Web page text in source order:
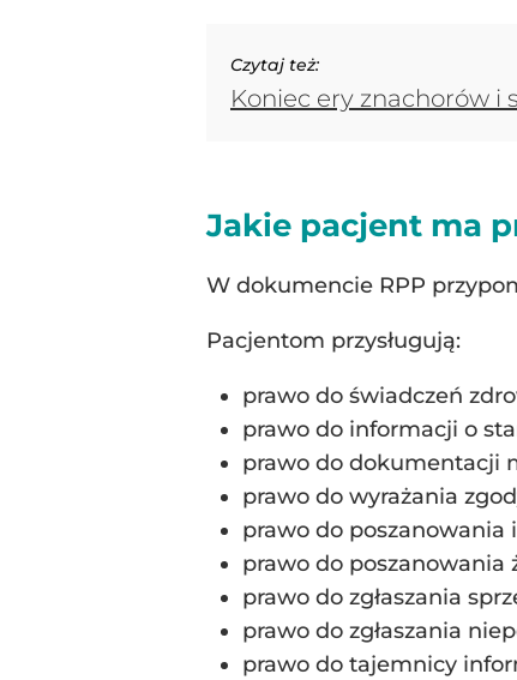
Czytaj też:
Koniec ery znachorów i
Jakie pacjent ma
W dokumencie RPP
Pacjentom przysługują:
prawo do świadczeń
prawo do informacji o
prawo do dokumentacji
prawo do wyrażania
prawo do
prawo do poszanowania
prawo do zgłaszania
prawo do zgłaszania
prawo do tajemnicy